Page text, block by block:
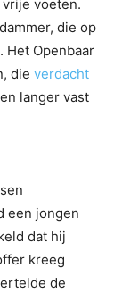
voeten.
die op
Het Openbaar
die verdacht
langer vast
een jongen
dat hij
kreeg
de